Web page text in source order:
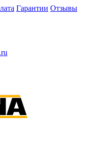
Гарантии Отзывы